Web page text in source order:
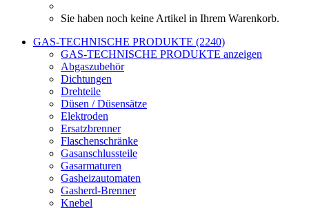
Sie haben noch keine Artikel in Ihrem Warenkorb.
GAS-TECHNISCHE PRODUKTE (2240)
GAS-TECHNISCHE PRODUKTE anzeigen
Abgaszubehör
Dichtungen
Drehteile
Düsen / Düsensätze
Elektroden
Ersatzbrenner
Flaschenschränke
Gasanschlussteile
Gasarmaturen
Gasheizautomaten
Gasherd-Brenner
Knebel